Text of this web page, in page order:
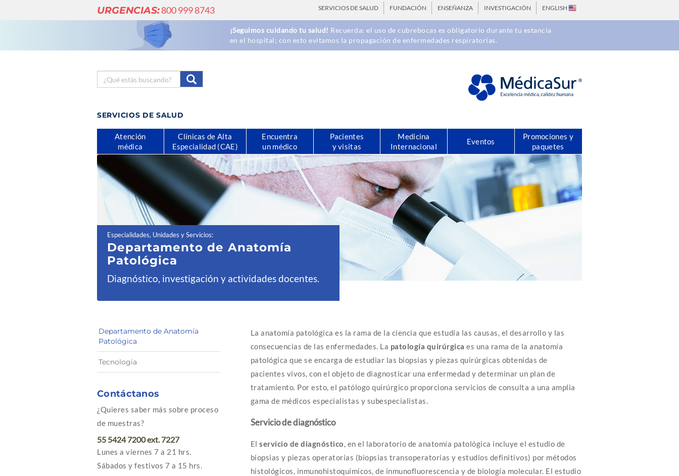
URGENCIAS:800 999 8743 SERVICIOS DE SALUD FUNDACIÓN ENSEÑANZA INVESTIGACIÓN ENGLISH
¡Seguimos cuidando tu salud! Recuerda: el uso de cubrebocas es obligatorio durante tu estancia
en el hospital; con esto evitamos la propagación de enfermedades respiratorias.
SERVICIOS DE SALUD
Atención
médica
Clínicas de Alta
Especialidad (CAE)
Encuentra
un médico
Pacientes
y visitas
Medicina
Internacional
Eventos
Promociones y
paquetes
Especialidades, Unidades y Servicios:
Departamento de Anatomía
Patológica
Diagnóstico, investigación y actividades docentes.
La anatomía patológica es la rama de la ciencia que estudia las causas, el desarrollo y las
consecuencias de las enfermedades. La patología quirúrgica es una rama de la anatomía
patológica que se encarga de estudiar las biopsias y piezas quirúrgicas obtenidas de
pacientes vivos, con el objeto de diagnosticar una enfermedad y determinar un plan de
tratamiento. Por esto, el patólogo quirúrgico proporciona servicios de consulta a una amplia
gama de médicos especialistas y subespecialistas.
Servicio de diagnóstico
Elservicio de diagnóstico, en el laboratorio de anatomía patológica incluye el estudio de
biopsias y piezas operatorias (biopsias transoperatorias y estudios definitivos) por métodos
histológicos, inmunohistoquímicos, de inmunofluorescencia y de biología molecular. El estudio
Departamento de Anatomía
Patológica
Tecnología
Contáctanos
¿Quieres saber más sobre proceso
de muestras?
55 5424 7200 ext. 7227
Lunes a viernes 7 a 21 hrs.
Sábados y festivos 7 a 15 hrs.